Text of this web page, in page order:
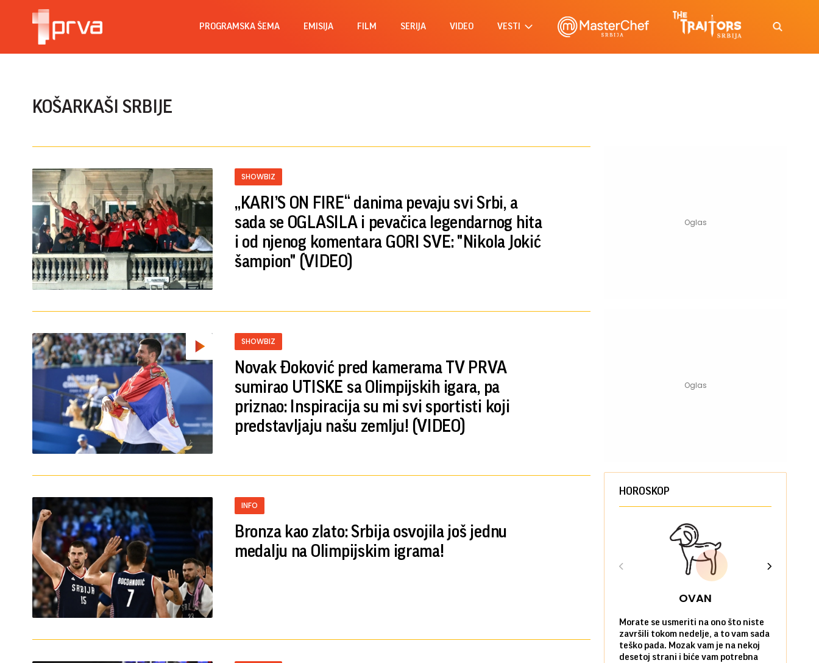
PROGRAMSKA ŠEMA EMISIJA FILM SERIJA VIDEO VESTI
KOŠARKAŠI SRBIJE
SHOWBIZ
„KARI’S ON FIRE“ danima pevaju svi Srbi, a
sada se OGLASILA i pevačica legendarnog hita
i od njenog komentara GORI SVE: "Nikola Jokić
šampion" (VIDEO)
SHOWBIZ
Novak Đoković pred kamerama TV PRVA
sumirao UTISKE sa Olimpijskih igara, pa
priznao: Inspiracija su mi svi sportisti koji
predstavljaju našu zemlju! (VIDEO)
INFO
Bronza kao zlato: Srbija osvojila još jednu
medalju na Olimpijskim igrama!
HOROSKOP
OVAN
Morate se usmeriti na ono što niste
završili tokom nedelje, a to vam sada
teško pada. Mozak vam je na nekoj
desetoj strani i biće vam potrebna